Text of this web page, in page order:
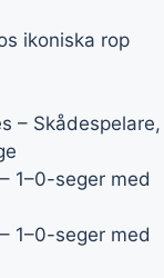
ikoniska rop
– Skådespelare,
1–0-seger med
1–0-seger med